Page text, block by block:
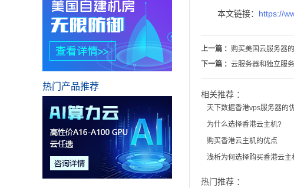
热门产品推荐
本文链接： https://
上一篇 ： 购买美国云服务器
下一篇 ： 云服务器和独立服
相关推荐 ：
天下数据香港vps服务器的
为什么选择香港云主机?
购买香港云主机的优点
浅析为何选择购买香港云主
热门推荐 ：